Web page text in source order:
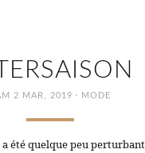
2 MAR, 2019 · MODE
été quelque peu